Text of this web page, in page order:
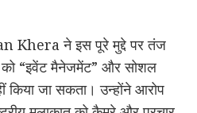
Kheraने इस पूरे मुद्दे पर तंज
को “इवेंट मैनेजमेंट” और सोशल
किया जा सकता। उन्होंने आरोप